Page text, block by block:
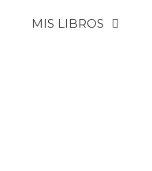
MIS LIBROS